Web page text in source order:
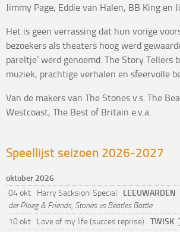
Jimmy Page, Eddie van Halen, BB King en
Het is geen verrassing dat hun vorige
bezoekers als theaters hoog werd
pareltje’ werd genoemd. The Story Tellers
muziek, prachtige verhalen en sfeervolle
Van de makers van The Stones v.s. The
Westcoast, The Best of Britain e.v.a.
Speellijst seizoen 2026-2027
oktober 2026
04 okt Harry Sacksioni Special LEEUWARDEN
der Ploeg & Friends, Stones vs Beatles Battle
10 okt
Love of my life (succes reprise) TWISK